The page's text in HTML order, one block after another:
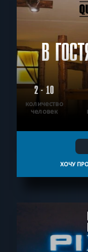
В
2 - 10
количество
человек
ХОЧУ